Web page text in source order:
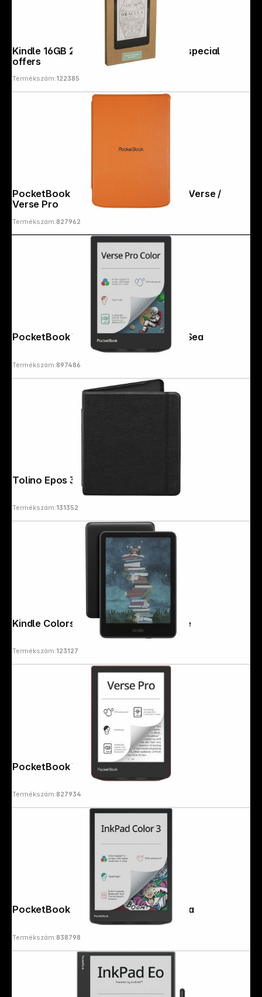
Kindle 16GB 2024 Matcha Green with special
offers
Termékszám:122385
PocketBook Shell - Orange Cover for Verse /
Verse Pro
Termékszám:827962
PocketBook Verse Pro Color Stormy Sea
Termékszám:897486
Termékszám:131352
Kindle Colorsoft 32GB black Signature
Termékszám:123127
PocketBook Verse Pro Passion Red
Termékszám:827934
PocketBook InkPad Color 3 stormy sea
Termékszám:838798